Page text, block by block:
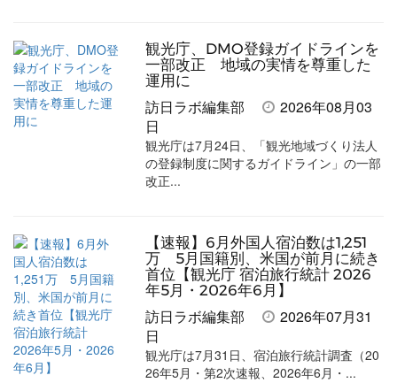
追
加
観光庁、DMO登録ガイドラインを
一部改正 地域の実情を尊重した
運用に
訪日ラボ編集部
2026年08月03
日
観光庁は7月24日、「観光地域づくり法人
の登録制度に関するガイドライン」の一部
改正...
【速報】6月外国人宿泊数は1,251
万 5月国籍別、米国が前月に続き
首位【観光庁 宿泊旅行統計 2026
年5月・2026年6月】
訪日ラボ編集部
2026年07月31
日
観光庁は7月31日、宿泊旅行統計調査（20
26年5月・第2次速報、2026年6月・...